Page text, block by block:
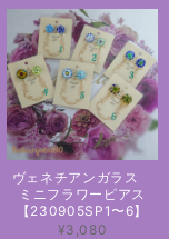
ヴェネチアンガラス
ミニフラワーピアス
【230905SP1〜6】
¥3,080